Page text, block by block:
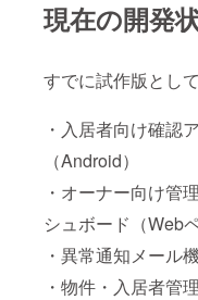
現在の開発
すでに試作版として
・入居者向け確認
（Android）
・オーナー向け管
シュボード（Web
・異常通知メール
・物件・入居者管